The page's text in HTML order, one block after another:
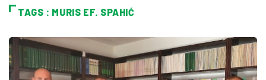
TAGS : MURIS EF. SPAHIĆ